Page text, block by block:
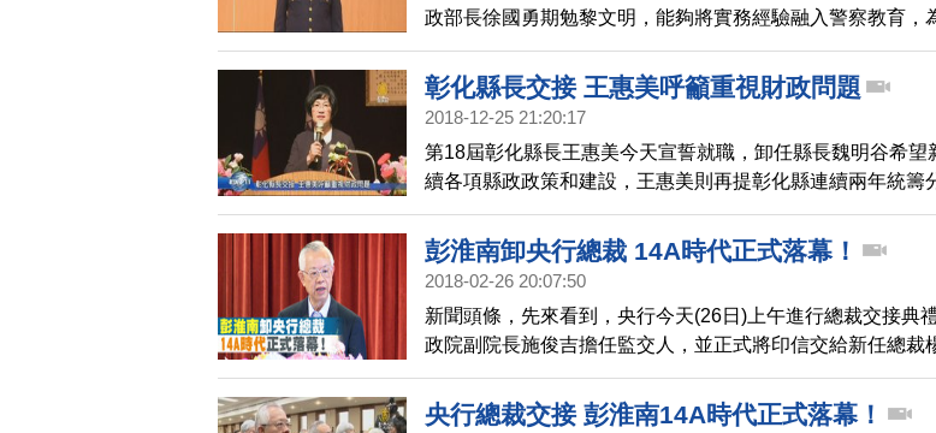
政部長徐國勇期勉黎文明，能夠將實務經驗融入警察教育，
養優秀治安人才。
彰化縣長交接 王惠美呼籲重視財政問題
2018-12-25 21:20:17
第18屆彰化縣長王惠美今天宣誓就職，卸任縣長魏明谷希望
續各項縣政政策和建設，王惠美則再提彰化縣連續兩年統籌
在各縣市之中墊底，縣庫年年赤字，呼籲中央重視彰化縣財
建設不分藍綠。?
彭淮南卸央行總裁 14A時代正式落幕！
2018-02-26 20:07:50
新聞頭條，先來看到，央行今天(26日)上午進行總裁交接典
政院副院長施俊吉擔任監交人，並正式將印信交給新任總裁
也象徵20年來，14A總裁彭淮南的時代，正式落幕。
央行總裁交接 彭淮南14A時代正式落幕！